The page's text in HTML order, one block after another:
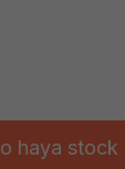
haya stock